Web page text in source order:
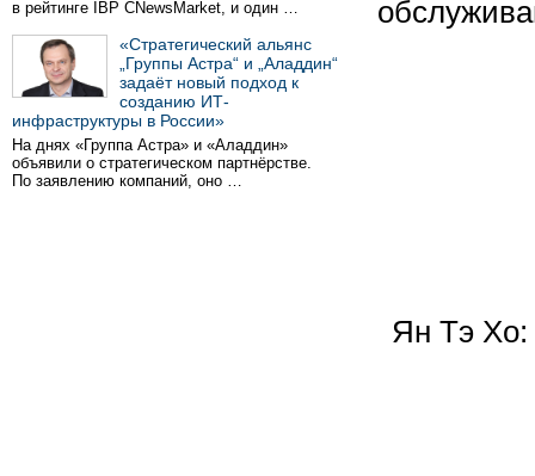
в рейтинге IBP CNewsMarket, и один …
«Стратегический альянс
„Группы Астра“ и „Аладдин“
задаёт новый подход к
созданию ИТ-
инфраструктуры в России»
На днях «Группа Астра» и «Аладдин»
объявили о стратегическом партнёрстве.
По заявлению компаний, оно …
Ян Тэ Хо: